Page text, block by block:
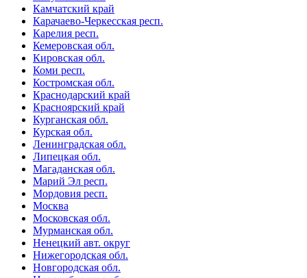
Камчатский край
Карачаево-Черкесская респ.
Карелия респ.
Кемеровская обл.
Кировская обл.
Коми респ.
Костромская обл.
Краснодарский край
Красноярский край
Курганская обл.
Курская обл.
Ленинградская обл.
Липецкая обл.
Магаданская обл.
Марий Эл респ.
Мордовия респ.
Москва
Московская обл.
Мурманская обл.
Ненецкий авт. округ
Нижегородская обл.
Новгородская обл.